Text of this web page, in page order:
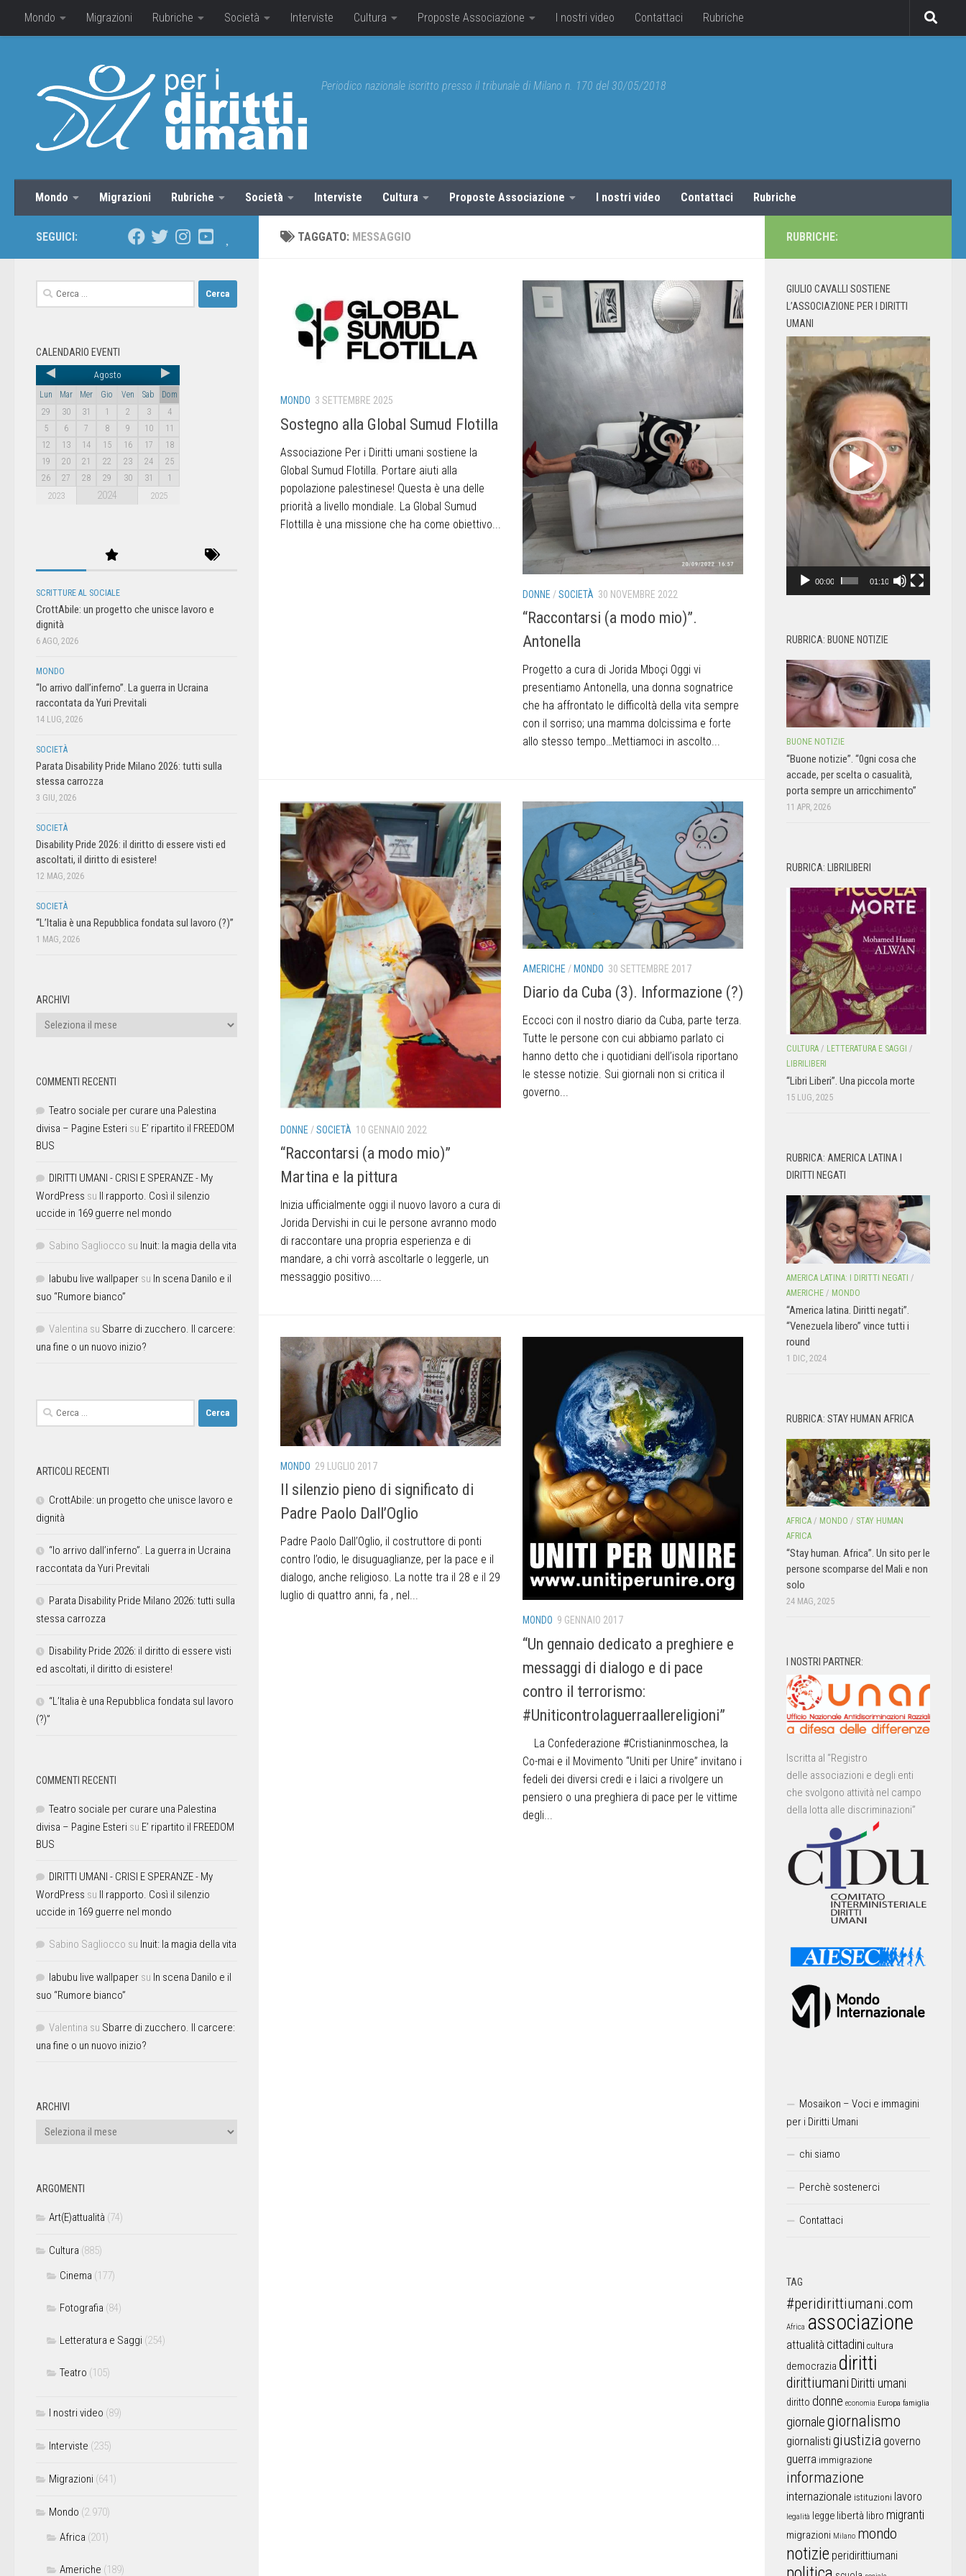
Mondo Migrazioni Rubriche Società Interviste Cultura Proposte Associazione I nostri video Contattaci Rubriche
Periodico nazionale iscritto presso il tribunale di Milano n. 170 del 30/05/2018
Mondo Migrazioni Rubriche Società Interviste Cultura Proposte Associazione I nostri video Contattaci Rubriche
TAGGATO: MESSAGGIO
MONDO 3 SETTEMBRE 2025
Sostegno alla Global Sumud Flotilla
Associazione Per i Diritti umani sostiene la
Global Sumud Flotilla. Portare aiuti alla
popolazione palestinese! Questa è una delle
priorità a livello mondiale. La Global Sumud
Flottilla è una missione che ha come obiettivo...
DONNE /SOCIETÀ 30 NOVEMBRE 2022
“Raccontarsi (a modo mio)”.
Antonella
Progetto a cura di Jorida Mboçi Oggi vi
presentiamo Antonella, una donna sognatrice
che ha affrontato le difficoltà della vita sempre
con il sorriso; una mamma dolcissima e forte
allo stesso tempo…Mettiamoci in ascolto...
DONNE /SOCIETÀ 10 GENNAIO 2022
“Raccontarsi (a modo mio)”
Martina e la pittura
Inizia ufficialmente oggi il nuovo lavoro a cura di
Jorida Dervishi in cui le persone avranno modo
di raccontare una propria esperienza e di
mandare, a chi vorrà ascoltarle o leggerle, un
messaggio positivo....
AMERICHE / MONDO 30 SETTEMBRE 2017
Diario da Cuba (3). Informazione (?)
Eccoci con il nostro diario da Cuba, parte terza.
Tutte le persone con cui abbiamo parlato ci
hanno detto che i quotidiani dell’isola riportano
le stesse notizie. Sui giornali non si critica il
governo...
MONDO 29 LUGLIO 2017
Il silenzio pieno di significato di
Padre Paolo Dall’Oglio
Padre Paolo Dall’Oglio, il costruttore di ponti
contro l’odio, le disuguaglianze, per la pace e il
dialogo, anche religioso. La notte tra il 28 e il 29
luglio di quattro anni, fa , nel...
MONDO 9 GENNAIO 2017
“Un gennaio dedicato a preghiere e
messaggi di dialogo e di pace
contro il terrorismo:
#Uniticontrolaguerraallereligioni”
La Confederazione #Cristianinmoschea, la
Co-mai e il Movimento “Uniti per Unire” invitano i
fedeli dei diversi credi e i laici a rivolgere un
pensiero o una preghiera di pace per le vittime
degli...
SEGUICI:
CALENDARIO EVENTI
Agosto
Lun Mar Mer Gio Ven Sab
Dom
29
30 31 1 2 3
4
5
6 7 8 9 10
11
12
13 14 15 16 17
18
19
20 21 22 23 24
25
26
27 28 29 30 31 1
2023 2024 2025
SCRITTURE AL SOCIALE
CrottAbile: un progetto che unisce lavoro e
dignità
6 AGO, 2026
MONDO
“Io arrivo dall’inferno”. La guerra in Ucraina
raccontata da Yuri Previtali
14 LUG, 2026
SOCIETÀ
Parata Disability Pride Milano 2026: tutti sulla
stessa carrozza
3 GIU, 2026
SOCIETÀ
Disability Pride 2026: il diritto di essere visti ed
ascoltati, il diritto di esistere!
12 MAG, 2026
SOCIETÀ
“L’Italia è una Repubblica fondata sul lavoro (?)”
1 MAG, 2026
ARCHIVI
COMMENTI RECENTI
Teatro sociale per curare una Palestina
divisa – Pagine Esteri su E’ ripartito il FREEDOM
BUS
DIRITTI UMANI - CRISI E SPERANZE - My
WordPress su Il rapporto. Così il silenzio
uccide in 169 guerre nel mondo
Sabino Sagliocco su Inuit: la magia della vita
labubu live wallpaper su In scena Danilo e il
suo “Rumore bianco”
Valentina su Sbarre di zucchero. Il carcere:
una fine o un nuovo inizio?
ARTICOLI RECENTI
CrottAbile: un progetto che unisce lavoro e
dignità
“Io arrivo dall’inferno”. La guerra in Ucraina
raccontata da Yuri Previtali
Parata Disability Pride Milano 2026: tutti sulla
stessa carrozza
Disability Pride 2026: il diritto di essere visti
ed ascoltati, il diritto di esistere!
“L’Italia è una Repubblica fondata sul lavoro
(?)”
COMMENTI RECENTI
Teatro sociale per curare una Palestina
divisa – Pagine Esteri su E’ ripartito il FREEDOM
BUS
DIRITTI UMANI - CRISI E SPERANZE - My
WordPress su Il rapporto. Così il silenzio
uccide in 169 guerre nel mondo
Sabino Sagliocco su Inuit: la magia della vita
labubu live wallpaper su In scena Danilo e il
suo “Rumore bianco”
Valentina su Sbarre di zucchero. Il carcere:
una fine o un nuovo inizio?
ARCHIVI
ARGOMENTI
Art(E)attualità (74)
Cultura (885)
Cinema (177)
Fotografia (84)
Letteratura e Saggi (254)
Teatro (105)
I nostri video (89)
Interviste (235)
Migrazioni (641)
Mondo (2.970)
Africa (201)
Americhe (189)
RUBRICHE:
GIULIO CAVALLI SOSTIENE
L’ASSOCIAZIONE PER I DIRITTI
UMANI
Video
Player
00:00 01:10
RUBRICA: BUONE NOTIZIE
BUONE NOTIZIE
“Buone notizie”. “0gni cosa che
accade, per scelta o casualità,
porta sempre un arricchimento”
11 APR, 2026
RUBRICA: LIBRILIBERI
CULTURA / LETTERATURA E SAGGI /
LIBRILIBERI
“Libri Liberi”. Una piccola morte
15 LUG, 2025
RUBRICA: AMERICA LATINA I
DIRITTI NEGATI
AMERICA LATINA: I DIRITTI NEGATI /
AMERICHE / MONDO
“America latina. Diritti negati”.
“Venezuela libero” vince tutti i
round
1 DIC, 2024
RUBRICA: STAY HUMAN AFRICA
AFRICA / MONDO / STAY HUMAN
AFRICA
“Stay human. Africa”. Un sito per le
persone scomparse del Mali e non
solo
24 MAG, 2025
I NOSTRI PARTNER:
Iscritta al “Registro
delle associazioni e degli enti
che svolgono attività nel campo
della lotta alle discriminazioni”
Mosaikon – Voci e immagini
per i Diritti Umani
chi siamo
Perchè sostenerci
Contattaci
TAG
#peridirittiumani.com
Africa associazione
attualità cittadini cultura
democrazia diritti
dirittiumani Diritti umani
diritto donne economia Europa famiglia
giornalegiornalismo
giornalistigiustizia governo
guerra immigrazione
informazione
internazionale istituzioni lavoro
legalità legge libertà libro migranti
migrazioni Milano mondo
notizie peridirittiumani